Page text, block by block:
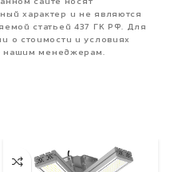
сайте носят
характер и не являются
статьей 437 ГК РФ. Для
о стоимости и условиях
нашим менеджерам.